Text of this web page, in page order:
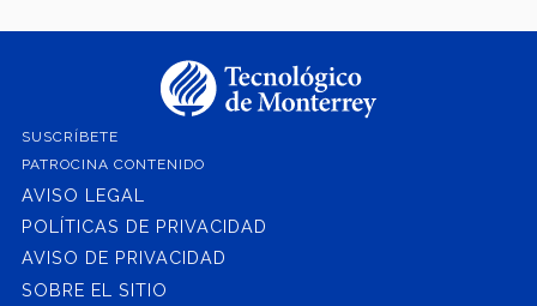
SUSCRÍBETE
PATROCINA CONTENIDO
AVISO LEGAL
POLÍTICAS DE PRIVACIDAD
AVISO DE PRIVACIDAD
SOBRE EL SITIO